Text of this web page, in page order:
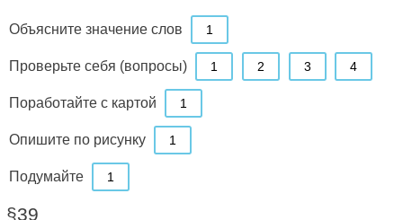
Объясните значение слов 1
Проверьте себя (вопросы) 1 2 3 4
Поработайте с картой 1
Опишите по рисунку 1
Подумайте 1
§39